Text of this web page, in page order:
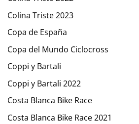
Colina Triste 2023
Copa de España
Copa del Mundo Ciclocross
Coppi y Bartali
Coppi y Bartali 2022
Costa Blanca Bike Race
Costa Blanca Bike Race 2021